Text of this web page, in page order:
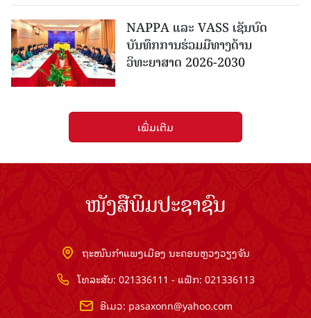
NAPPA ແລະ VASS ເຊັນບົດ
ບັນທຶກການຮ່ວມມືທາງດ້ານ
ວິທະຍາສາດ 2026-2030
ເພີ່ມເຕີມ
ໜັງສືພິມປະຊາຊົນ
ຖະໜົນກຳແພງເມືອງ ນະຄອນຫຼວງວຽງຈັນ
ໂທລະສັບ: 021336111 - ແຟັກ: 021336113
ອີເມວ: pasaxonn@yahoo.com